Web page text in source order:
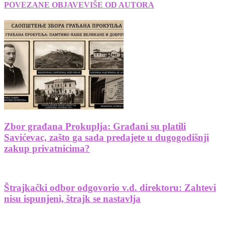
POVEZANE OBJAVEVIŠE OD AUTORA
Zbor građana Prokuplja: Građani su platili
Savićevac, zašto ga sada predajete u dugogodišnji
zakup privatnicima?
Štrajkački odbor odgovorio v.d. direktoru: Zahtevi
nisu ispunjeni, štrajk se nastavlja